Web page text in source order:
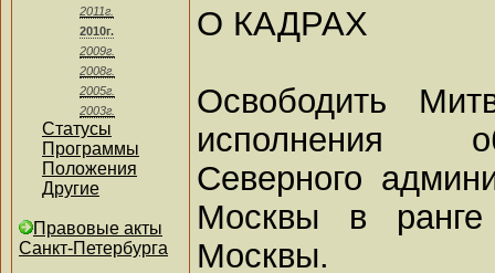
2011г.
2010г.
2009г.
2008г.
2005г.
2003г.
Статусы
Программы
Положения
Другие
Правовые акты
Санкт-Петербурга
О КАДРАХ
Освободить
исполнения
Северного
Москвы в ранге
Москвы.